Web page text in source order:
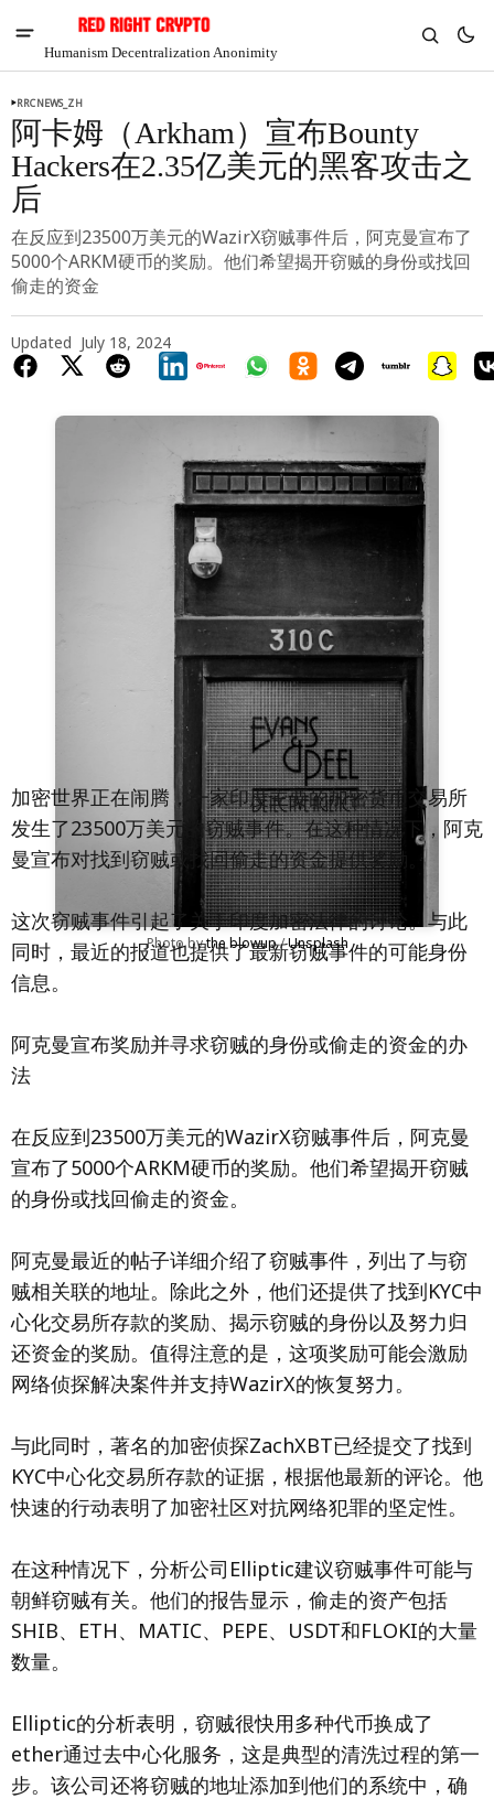
Humanism Decentralization Anonimity
$1.29
RRCNEWS_ZH
阿卡姆（Arkham）宣布Bounty
Hackers在2.35亿美元的黑客攻击之
后
在反应到23500万美元的WazirX窃贼事件后，阿克曼宣布了
5000个ARKM硬币的奖励。他们希望揭开窃贼的身份或找回
偷走的资金
Updated July 18, 2024
Photo by the blowup / Unsplash
加密世界正在闹腾，一家印度主要的加密货币交易所
发生了23500万美元的窃贼事件。在这种情况下，阿克
曼宣布对找到窃贼或找回偷走的资金提供奖励。
这次窃贼事件引起了关于印度加密法律的讨论。与此
同时，最近的报道也提供了最新窃贼事件的可能身份
信息。
阿克曼宣布奖励并寻求窃贼的身份或偷走的资金的办
法
在反应到23500万美元的WazirX窃贼事件后，阿克曼
宣布了5000个ARKM硬币的奖励。他们希望揭开窃贼
的身份或找回偷走的资金。
阿克曼最近的帖子详细介绍了窃贼事件，列出了与窃
贼相关联的地址。除此之外，他们还提供了找到KYC中
心化交易所存款的奖励、揭示窃贼的身份以及努力归
还资金的奖励。值得注意的是，这项奖励可能会激励
网络侦探解决案件并支持WazirX的恢复努力。
与此同时，著名的加密侦探ZachXBT已经提交了找到
KYC中心化交易所存款的证据，根据他最新的评论。他
快速的行动表明了加密社区对抗网络犯罪的坚定性。
在这种情况下，分析公司Elliptic建议窃贼事件可能与
朝鲜窃贼有关。他们的报告显示，偷走的资产包括
SHIB、ETH、MATIC、PEPE、USDT和FLOKI的大量
数量。
Elliptic的分析表明，窃贼很快用多种代币换成了
ether通过去中心化服务，这是典型的清洗过程的第一
步。该公司还将窃贼的地址添加到他们的系统中，确